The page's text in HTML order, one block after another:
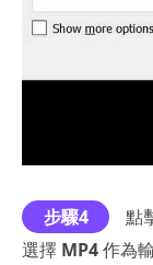
步驟4 點
選擇 MP4作為